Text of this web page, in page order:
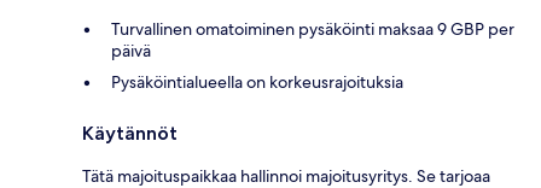
Turvallinen omatoiminen pysäköinti maksaa 9 GBP per
päivä
Pysäköintialueella on korkeusrajoituksia
Käytännöt
Tätä majoituspaikkaa hallinnoi majoitusyritys. Se tarjoaa